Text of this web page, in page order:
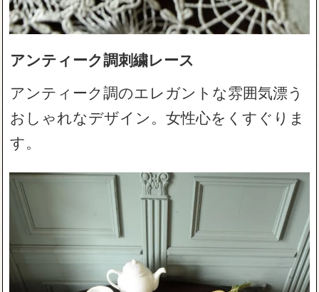
アンティーク調刺繍レース
アンティーク調のエレガントな雰囲気漂う
おしゃれなデザイン。女性心をくすぐりま
す。